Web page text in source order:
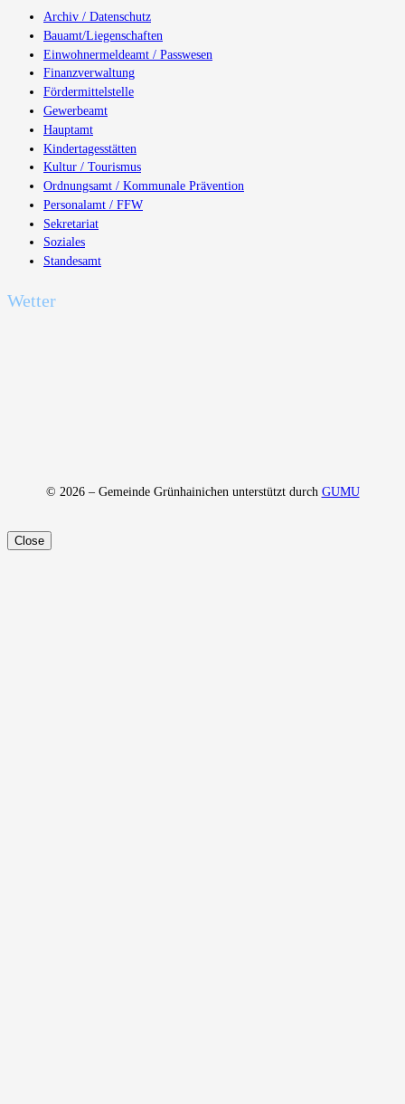
Archiv / Datenschutz
Bauamt/Liegenschaften
Einwohnermeldeamt / Passwesen
Finanzverwaltung
Fördermittelstelle
Gewerbeamt
Hauptamt
Kindertagesstätten
Kultur / Tourismus
Ordnungsamt / Kommunale Prävention
Personalamt / FFW
Sekretariat
Soziales
Standesamt
Wetter
© 2026 – Gemeinde Grünhainichen unterstützt durch GUMU
Close